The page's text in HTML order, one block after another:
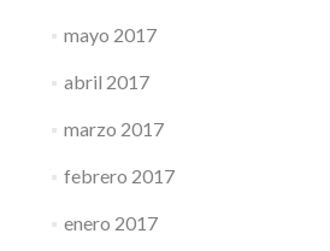
mayo 2017
abril 2017
marzo 2017
febrero 2017
enero 2017